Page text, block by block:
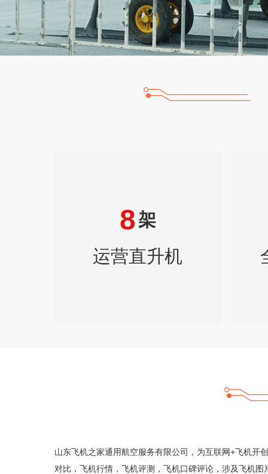
8架
运营直升机
山东飞机之家通用航空服务有限公司，为互联网+飞机开
对比，飞机行情，飞机评测，飞机口碑评论，涉及飞机